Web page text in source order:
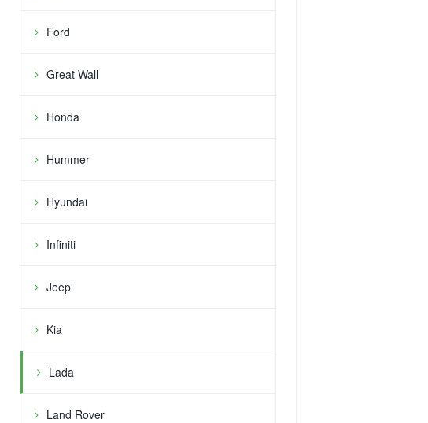
Ford
Great Wall
Honda
Hummer
Hyundai
Infiniti
Jeep
Kia
Lada
Land Rover